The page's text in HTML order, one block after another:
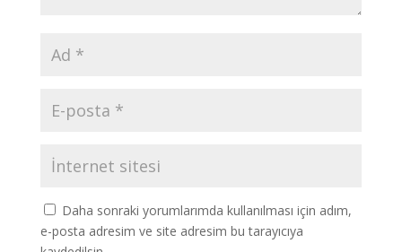
Daha sonraki yorumlarımda kullanılması için adım,
e-posta adresim ve site adresim bu tarayıcıya